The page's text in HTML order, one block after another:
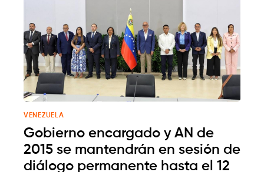
VENEZUELA
Gobierno encargado y AN de
2015 se mantendrán en sesión de
diálogo permanente hasta el 12